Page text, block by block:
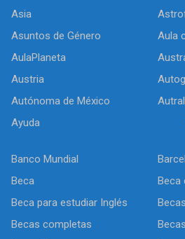
Asia
Asuntos de Género
Aula
AulaPlaneta
Austria
Autónoma de México
Ayuda
Banco Mundial
Beca
Beca
Beca para estudiar Inglés
Becas
Becas completas